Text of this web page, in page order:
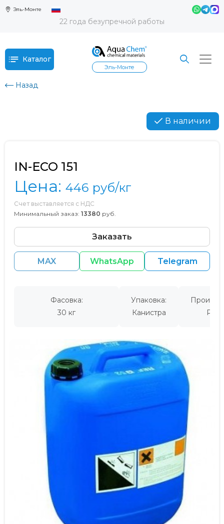
Эль-Монте
22 года безупречной работы
Каталог
Эль-Монте
Назад
В наличии
IN-ECO 151
Цена: 446 руб/кг
Счет выставляется с НДС
Минимальный заказ: 13380 руб.
Заказать
MAX WhatsApp Telegram
Фасовка:
30 кг
Упаковка:
Канистра